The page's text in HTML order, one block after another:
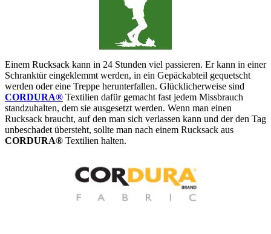
Einem Rucksack kann in 24 Stunden viel passieren. Er kann in einer
Schranktür eingeklemmt werden, in ein Gepäckabteil gequetscht
werden oder eine Treppe herunterfallen. Glücklicherweise sind
CORDURA® Textilien dafür gemacht fast jedem Missbrauch
standzuhalten, dem sie ausgesetzt werden. Wenn man einen
Rucksack braucht, auf den man sich verlassen kann und der den Tag
unbeschadet übersteht, sollte man nach einem Rucksack aus
CORDURA® Textilien halten.